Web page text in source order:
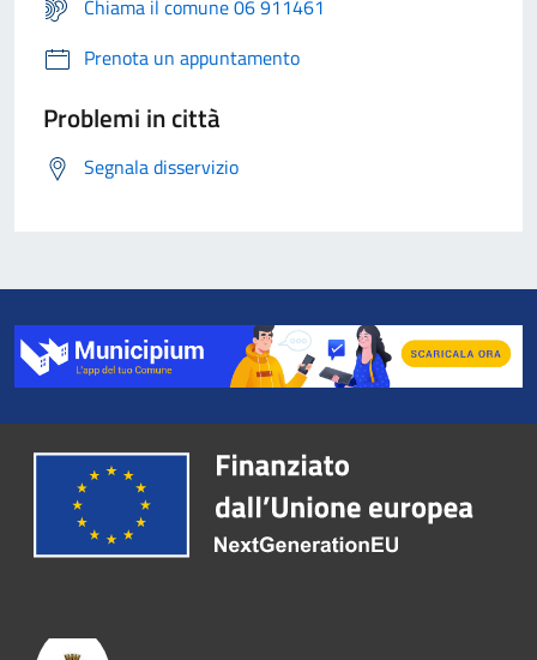
Chiama il comune 06 911461
Prenota un appuntamento
Problemi in città
Segnala disservizio